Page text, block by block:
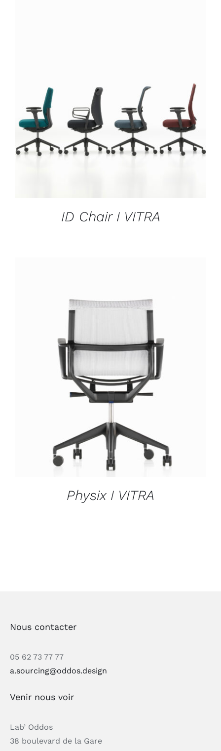
DÉTAILS
ID Chair I VITRA
Physix I VITRA
Nous contacter
05 62 73 77 77
a.sourcing@oddos.design
Venir nous voir
Lab’ Oddos
38 boulevard de la Gare